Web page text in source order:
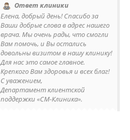
Ответ клиники
Елена, добрый день! Спасибо за
Ваши добрые слова в адрес нашего
врача. Мы очень рады, что смогли
Вам помочь, и Вы остались
довольны визитом в нашу клинику!
Для нас это самое главное.
Крепкого Вам здоровья и всех благ!
С уважением,
Департамент клиентской
поддержки «СМ-Клиника».